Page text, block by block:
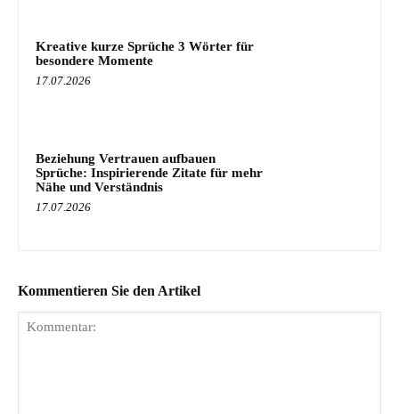
Kreative kurze Sprüche 3 Wörter für
besondere Momente
17.07.2026
Beziehung Vertrauen aufbauen
Sprüche: Inspirierende Zitate für mehr
Nähe und Verständnis
17.07.2026
Kommentieren Sie den Artikel